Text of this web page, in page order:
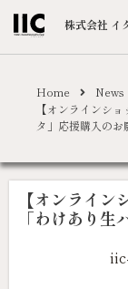
株式会社 イ
Home
News
【オンラインシ
タ」応援購入のお
【オンライ
「わけあり